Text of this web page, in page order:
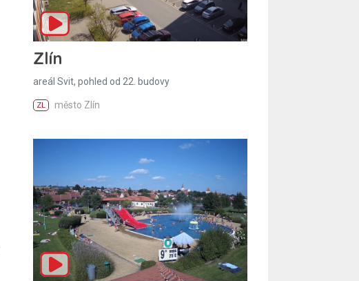
Zlín
areál Svit, pohled od 22. budovy
ZL město Zlín